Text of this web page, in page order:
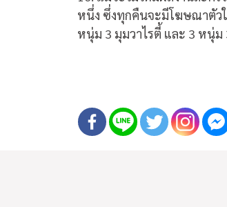
หนึ่ง ซึ่งทุกคืนจะมีโฆษณาตัว
หนุ่ม 3 มุมวาไรตี้ และ 3 หนุ่